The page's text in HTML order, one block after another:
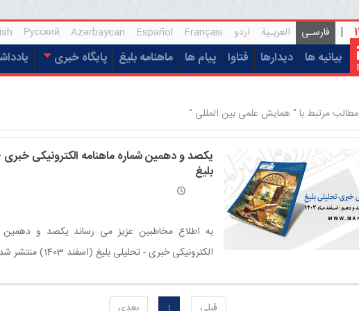
| فارسـی العربـیة اردو Français
Español
Azərbaycan
Русский
بیانیه ها دیدارها فتاوا پیام ها ماهنامه بلیغ پایگاه خبری
مطالب مرتبط با " همایش علمی بین المللی "
یکصد و دهمین شماره ماهنامه الکترونیکی
بلیغ
به اطلاع مخاطبین عزیز می رساند یکصد و دهمین
الکترونیکی خبری - تحلیلی بلیغ (اسفند 1403) منتشر شد